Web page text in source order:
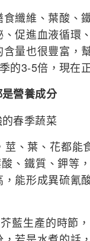
纖維、葉酸、
促進血液循環
量也很豐富，
的3-5倍，現在
營養成分
春季蔬菜
、葉、花都能
、鐵質、鉀等
能形成異硫氰
生產的時節，